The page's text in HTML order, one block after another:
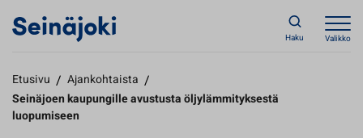
Haku Valikko
Etusivu / Ajankohtaista /
Seinäjoen kaupungille avustusta öljylämmityksestä
luopumiseen